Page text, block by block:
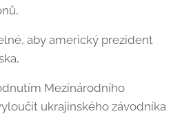
aby americký prezident
Mezinárodního
ukrajinského závodníka